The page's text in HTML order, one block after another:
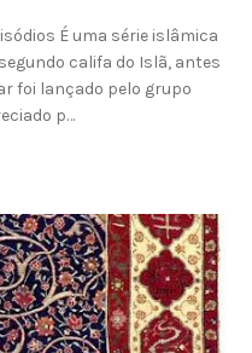
É uma série islâmica
califa do Islã, antes
foi lançado pelo grupo
p…